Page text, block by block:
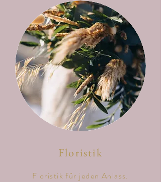
Floristik
Floristik für jeden Anlass.